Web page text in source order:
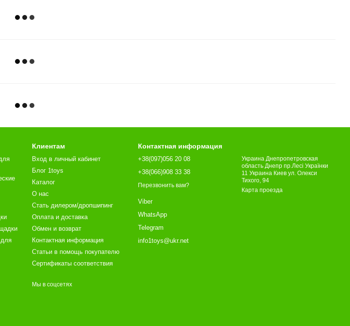
для
Клиентам
Вход в личный кабинет
Блог 1toys
Каталог
О нас
Стать дилером/дропшипинг
Оплата и доставка
Обмен и возврат
Контактная информация
Статьи в помощь покупателю
Сертификаты соответствия
Мы в соцсетях
Контактная информация
+38(097)056 20 08
+38(066)908 33 38
Перезвонить вам?
Viber
WhatsApp
Telegram
info1toys@ukr.net
Украина Днепропетровская
область Днепр пр.Лесі Українки
11 Украина Киев ул. Олекси
Тихого, 94
Карта проезда